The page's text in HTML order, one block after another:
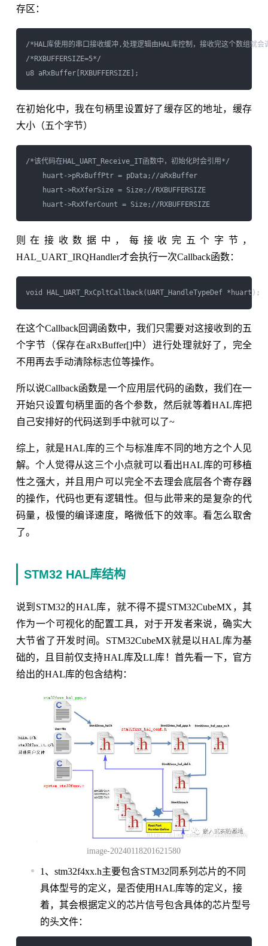
存区：
/*HAL库使用的串口接收缓冲,处理逻辑由HAL库控制，接收完这个数组就
/*RXBUFFERSIZE=5*/
在初始化中，我在句柄里设置好了缓存区的地址，缓存
大小（五个字节）
/*该代码在HAL_UART_Receive_IT函数中，初始化时会引用*/
huart->pRxBuffPtr = pData;//aRxBuffer
huart->RxXferSize = Size;//RXBUFFERSIZE
huart->RxXferCount = Size;//RXBUFFERSIZE
则在接收数据中，每接收完五个字节，
HAL_UART_IRQHandler才会执行一次Callback函数：
在这个Callback回调函数中，我们只需要对这接收到的五
个字节（保存在aRxBuffer[]中）进行处理就好了，完全
不用再去手动清除标志位等操作。
所以说Callback函数是一个应用层代码的函数，我们在一
开始只设置句柄里面的各个参数，然后就等着HAL库把
自己安排好的代码送到手中就可以了~
综上，就是HAL库的三个与标准库不同的地方之个人见
解。个人觉得从这三个小点就可以看出HAL库的可移植
性之强大，并且用户可以完全不去理会底层各个寄存器
的操作，代码也更有逻辑性。但与此带来的是复杂的代
码量，极慢的编译速度，略微低下的效率。看怎么取舍
了。
STM32 HAL库结构
说到STM32的HAL库，就不得不提STM32CubeMX，其
作为一个可视化的配置工具，对于开发者来说，确实大
大节省了开发时间。STM32CubeMX就是以HAL库为基
础的，且目前仅支持HAL库及LL库！首先看一下，官方
给出的HAL库的包含结构：
image-20240118201621580
1、stm32f4xx.h主要包含STM32同系列芯片的不同
具体型号的定义，是否使用HAL库等的定义，接
着，其会根据定义的芯片信号包含具体的芯片型号
的头文件：